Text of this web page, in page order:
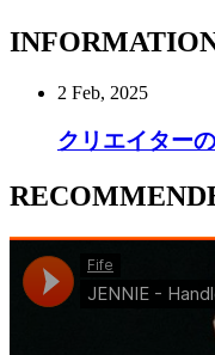
2 Feb, 2025
クリエイター